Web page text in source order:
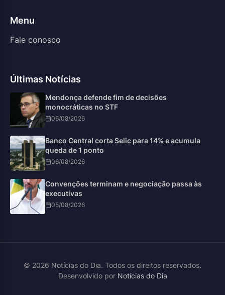
Menu
Fale conosco
Últimas Notícias
Mendonça defende fim de decisões
monocráticas no STF
06/08/2026
Banco Central corta Selic para 14% e acumula
queda de 1 ponto
06/08/2026
Convenções terminam e negociação passa às
executivas
05/08/2026
© 2026 Notícias do Dia. Todos os direitos reservados.
Desenvolvido por Notícias do Dia